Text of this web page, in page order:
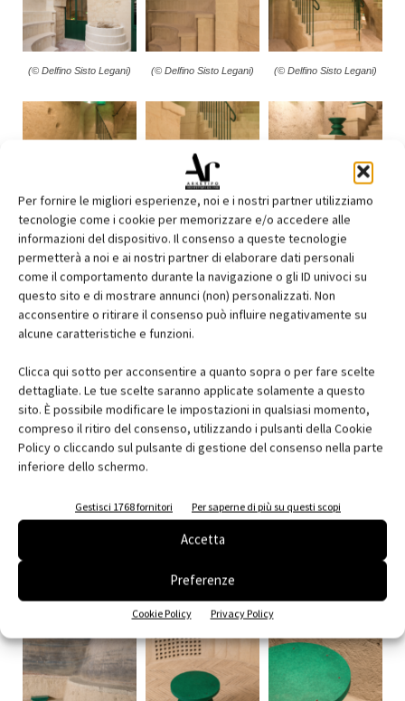
Per fornire le migliori esperienze, noi e i nostri partner utilizziamo
tecnologie come i cookie per memorizzare e/o accedere alle
informazioni del dispositivo. Il consenso a queste tecnologie
permetterà a noi e ai nostri partner di elaborare dati personali
come il comportamento durante la navigazione o gli ID univoci su
questo sito e di mostrare annunci (non) personalizzati. Non
acconsentire o ritirare il consenso può influire negativamente su
alcune caratteristiche e funzioni.
Clicca qui sotto per acconsentire a quanto sopra o per fare scelte
dettagliate. Le tue scelte saranno applicate solamente a questo
sito. È possibile modificare le impostazioni in qualsiasi momento,
compreso il ritiro del consenso, utilizzando i pulsanti della Cookie
Policy o cliccando sul pulsante di gestione del consenso nella parte
inferiore dello schermo.
Gestisci 1768 fornitori Per saperne di più su questi scopi
Accetta
Preferenze
Cookie Policy Privacy Policy
(© Delfino Sisto Legani) (© Delfino Sisto Legani) (© Delfino Sisto Legani)
(© Delfino Sisto Legani) (© Delfino Sisto Legani) (© Delfino Sisto Legani)
(© Delfino Sisto Legani) (© Delfino Sisto Legani)
(© Delfino Sisto Legani)